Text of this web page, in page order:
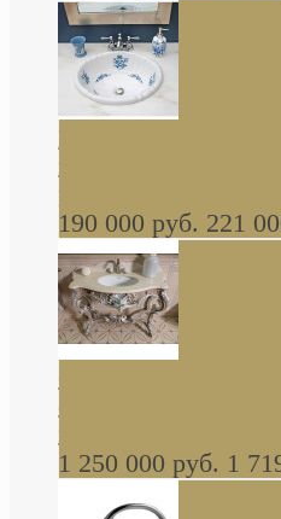
Decorated Bathroom
встраиваемая для
роза В НАЛИЧИИ
190 000 руб. 221
стиле барокко, из
коричневый матовый
1 250 000 руб. 1